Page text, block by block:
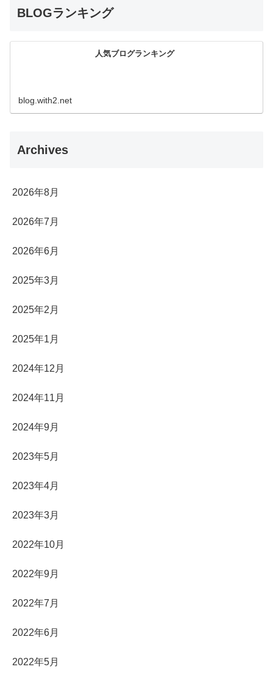
BLOGランキング
人気ブログランキング
blog.with2.net
Archives
2026年8月
2026年7月
2026年6月
2025年3月
2025年2月
2025年1月
2024年12月
2024年11月
2024年9月
2023年5月
2023年4月
2023年3月
2022年10月
2022年9月
2022年7月
2022年6月
2022年5月